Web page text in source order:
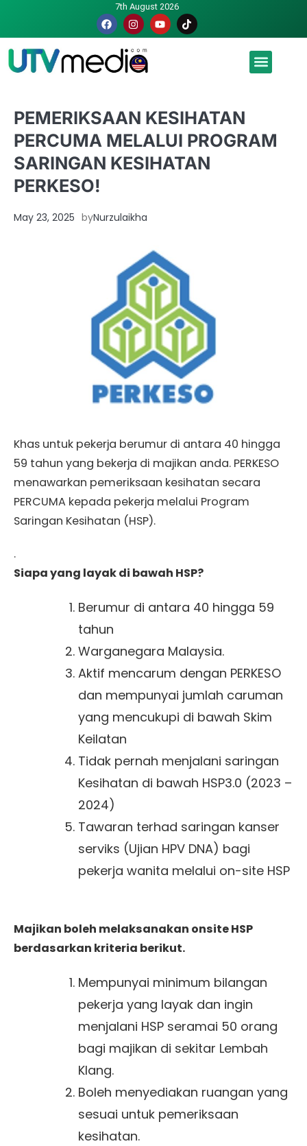
7th August 2026
PEMERIKSAAN KESIHATAN
PERCUMA MELALUI PROGRAM
SARINGAN KESIHATAN
PERKESO!
May 23, 2025 byNurzulaikha
Khas untuk pekerja berumur di antara 40 hingga
59 tahun yang bekerja di majikan anda. PERKESO
menawarkan pemeriksaan kesihatan secara
PERCUMA kepada pekerja melalui Program
Saringan Kesihatan (HSP).
.
Siapa yang layak di bawah HSP?
Berumur di antara 40 hingga 59
tahun
Warganegara Malaysia.
Aktif mencarum dengan PERKESO
dan mempunyai jumlah caruman
yang mencukupi di bawah Skim
Keilatan
Tidak pernah menjalani saringan
Kesihatan di bawah HSP3.0 (2023 –
2024)
Tawaran terhad saringan kanser
serviks (Ujian HPV DNA) bagi
pekerja wanita melalui on-site HSP
Majikan boleh melaksanakan onsite HSP
berdasarkan kriteria berikut.
Mempunyai minimum bilangan
pekerja yang layak dan ingin
menjalani HSP seramai 50 orang
bagi majikan di sekitar Lembah
Klang.
Boleh menyediakan ruangan yang
sesuai untuk pemeriksaan
kesihatan.